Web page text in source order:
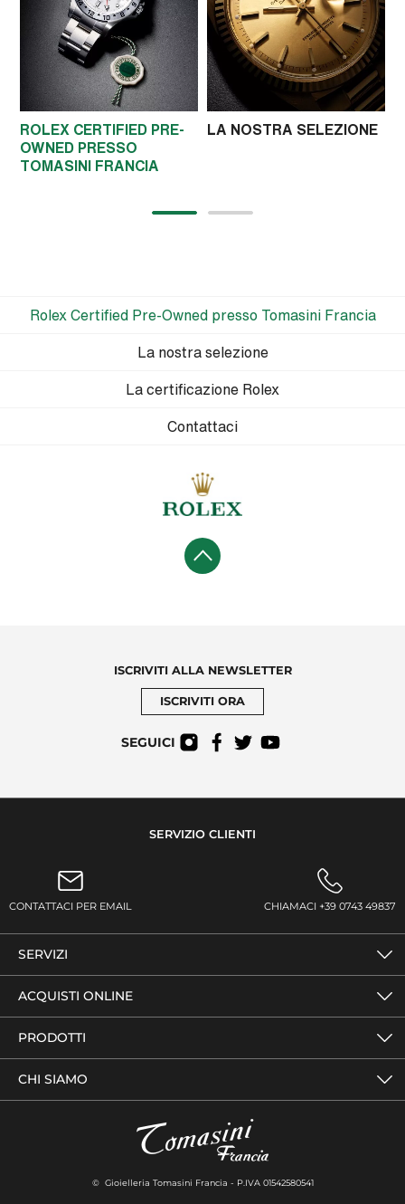
ROLEX CERTIFIED PRE-
OWNED PRESSO
TOMASINI FRANCIA
LA NOSTRA SELEZIONE
Rolex Certified Pre-Owned presso Tomasini Francia
La nostra selezione
La certificazione Rolex
Contattaci
ISCRIVITI ALLA NEWSLETTER
ISCRIVITI ORA
SEGUICI
SERVIZIO CLIENTI
CONTATTACI PER EMAIL CHIAMACI +39 0743 49837
SERVIZI
ACQUISTI ONLINE
PRODOTTI
CHI SIAMO
© Gioielleria Tomasini Francia - P.IVA 01542580541